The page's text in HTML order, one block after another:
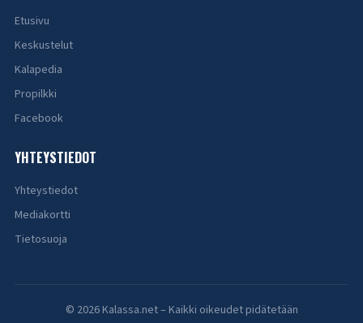
Etusivu
Keskustelut
Kalapedia
Propilkki
Facebook
YHTEYSTIEDOT
Yhteystiedot
Mediakortti
Tietosuoja
© 2026 Kalassa.net – Kaikki oikeudet pidätetään